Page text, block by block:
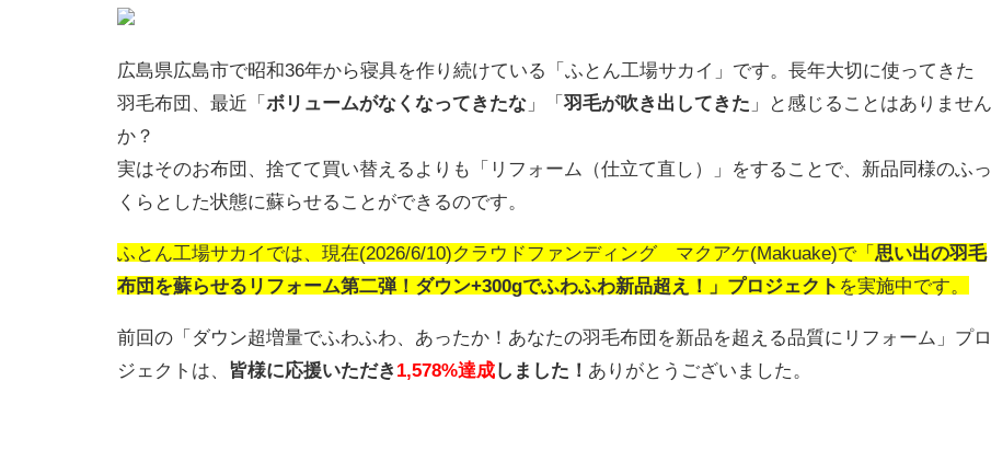
広島県広島市で昭和36年から寝具を作り続けている「ふとん工場サカイ」です。長年大切に使ってきた
羽毛布団、最近「 ボリュームがなくなってきたな 」「羽毛が吹き出してきた 」と感じることはありません
か？
実はそのお布団、捨てて買い替えるよりも「リフォーム（仕立て直し）」をすることで、新品同様のふっ
くらとした状態に蘇らせることができるのです。
ふとん工場サカイでは、現在(2026/6/10)クラウドファンディング マクアケ(Makuake)で「 思い出の羽毛
布団を蘇らせるリフォーム第二弾！ダウン+300gでふわふわ新品超え！」プロジェクト を実施中です。
前回の「ダウン超増量でふわふわ、あったか！あなたの羽毛布団を新品を超える品質にリフォーム」プロ
ジェクトは、 皆様に応援いただき 1,578%達成しました！ ありがとうございました。